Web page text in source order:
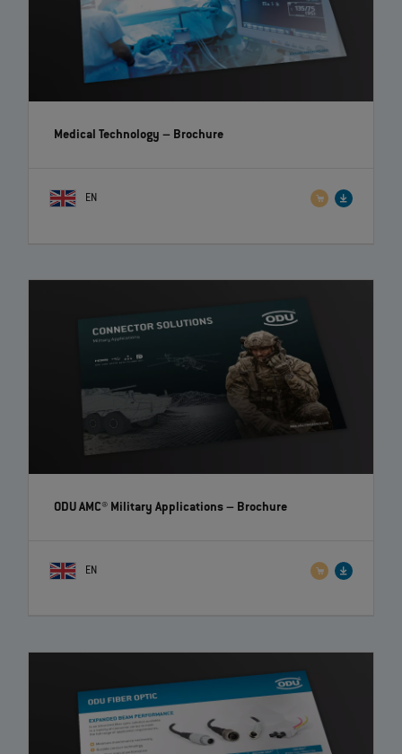
Medical Technology – Brochure
EN
ODU AMC® Military Applications– Brochure
EN